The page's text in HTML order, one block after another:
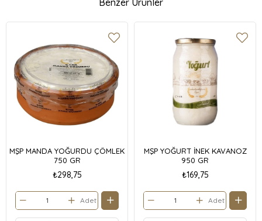
MŞP MANDA YOĞURDU ÇÖMLEK
750 GR
₺298,75
Adet
MŞP YOĞURT İNEK KAVANOZ
950 GR
₺169,75
Adet